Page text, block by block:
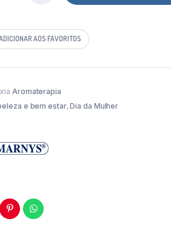
AOS FAVORITOS
Aromaterapia
e bem estar,Dia da Mulher